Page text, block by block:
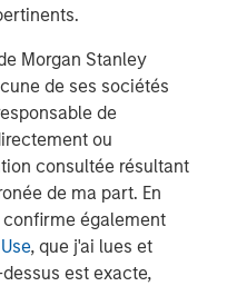
Morgan Stanley
de ses sociétés
de
ou
consultée résultant
de ma part. En
également
, que j'ai lues et
est exacte,
or supervision as of
term investment
suite of
to a diverse client
institutions,
For further
Investment
im